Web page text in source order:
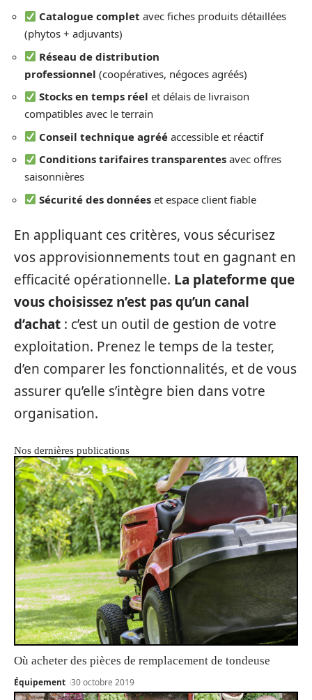
Catalogue complet avec fiches produits détaillées
(phytos + adjuvants)
Réseau de distribution
professionnel (coopératives, négoces agréés)
Stocks en temps réel et délais de livraison
compatibles avec le terrain
Conseil technique agréé accessible et réactif
Conditions tarifaires transparentes avec offres
saisonnières
Sécurité des données et espace client fiable
En appliquant ces critères, vous sécurisez
vos approvisionnements tout en gagnant en
efficacité opérationnelle. La plateforme que
vous choisissez n’est pas qu’un canal
d’achat : c’est un outil de gestion de votre
exploitation. Prenez le temps de la tester,
d’en comparer les fonctionnalités, et de vous
assurer qu’elle s’intègre bien dans votre
organisation.
Nos dernières publications
Où acheter des pièces de remplacement de tondeuse
Équipement 30 octobre 2019